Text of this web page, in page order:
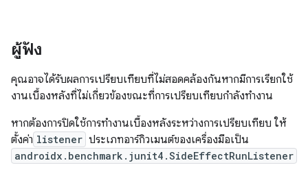
ผู้ฟัง
คุณอาจได้รับผลการเปรียบเทียบที่ไม่สอดคล้องกันหากมีการเรียกใช้
งานเบื้องหลังที่ไม่เกี่ยวข้องขณะที่การเปรียบเทียบกำลังทำงาน
หากต้องการปิดใช้การทำงานเบื้องหลังระหว่างการเปรียบเทียบ ให้
ตั้งค่า listener ประเภทอาร์กิวเมนต์ของเครื่องมือเป็น
androidx.benchmark.junit4.SideEffectRunListener